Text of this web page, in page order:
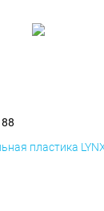
пластика